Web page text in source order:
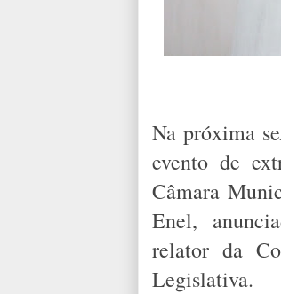
Na próxima
evento de
Câmara
Enel,
relator da
Legislativa.